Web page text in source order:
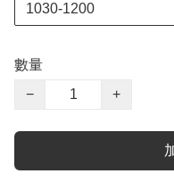
1030-1200
數量
−
+